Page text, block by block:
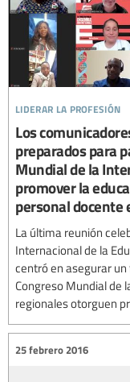
liderar la profesión
Los
preparados para
Mundial de la
promover la
personal docente
La última reunión
Internacional de la
centró en asegurar un
Congreso Mundial de
regionales otorguen
25 febrero 2016